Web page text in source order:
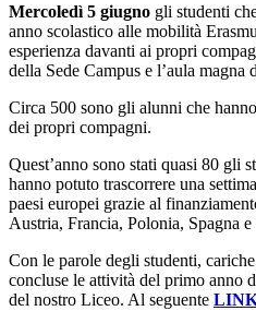
Mercoledì 5 giugno gli studenti
anno scolastico alle mobilità
esperienza davanti ai propri
della Sede Campus e l’aula magna
Circa 500 sono gli alunni che
dei propri compagni.
Quest’anno sono stati quasi 80 gli
hanno potuto trascorrere una
paesi europei grazie al
Austria, Francia, Polonia, Spagna
Con le parole degli studenti,
concluse le attività del primo anno
del nostro Liceo. Al seguente